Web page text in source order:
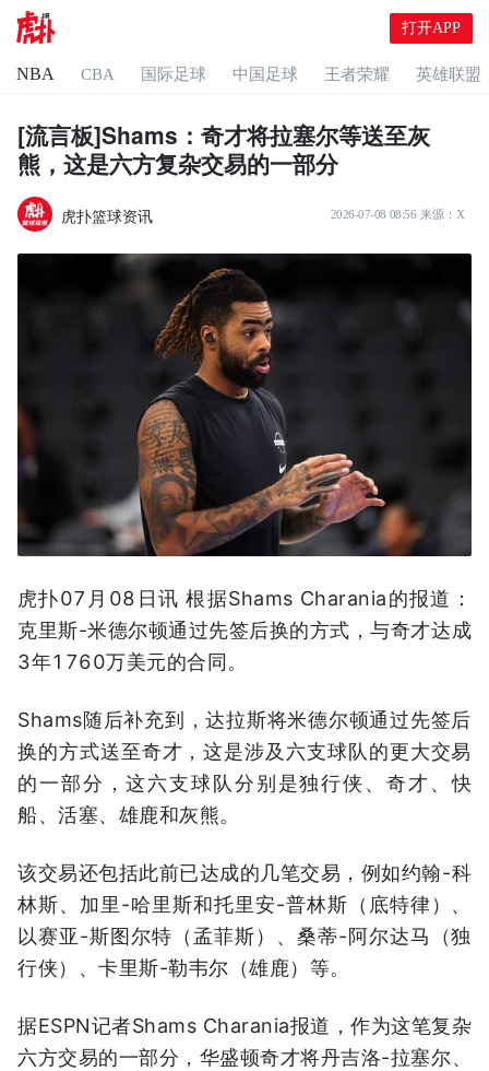
打开APP
NBA CBA 国际足球 中国足球 王者荣耀 英雄联盟
[流言板]Shams：奇才将拉塞尔等送至灰
熊，这是六方复杂交易的一部分
虎扑篮球资讯 2026-07-08 08:56 来源： X
虎扑07月08日讯 根据Shams Charania的报道：
克里斯-米德尔顿通过先签后换的方式，与奇才达成
3年1760万美元的合同。
Shams随后补充到，达拉斯将米德尔顿通过先签后
换的方式送至奇才，这是涉及六支球队的更大交易
的一部分，这六支球队分别是独行侠、奇才、快
船、活塞、雄鹿和灰熊。
该交易还包括此前已达成的几笔交易，例如约翰-科
林斯、加里-哈里斯和托里安-普林斯（底特律）、
以赛亚-斯图尔特（孟菲斯）、桑蒂-阿尔达马（独
行侠）、卡里斯-勒韦尔（雄鹿）等。
据ESPN记者Shams Charania报道，作为这笔复杂
六方交易的一部分，华盛顿奇才将丹吉洛-拉塞尔、